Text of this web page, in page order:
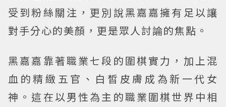
受到粉絲關注，更別說黑嘉嘉擁有足以讓
對手分心的美顏，更是眾人討論的焦點。
黑嘉嘉靠著職業七段的圍棋實力，加上混
血的精緻五官、白皙皮膚成為新一代女
神。這在以男性為主的職業圍棋世界中相